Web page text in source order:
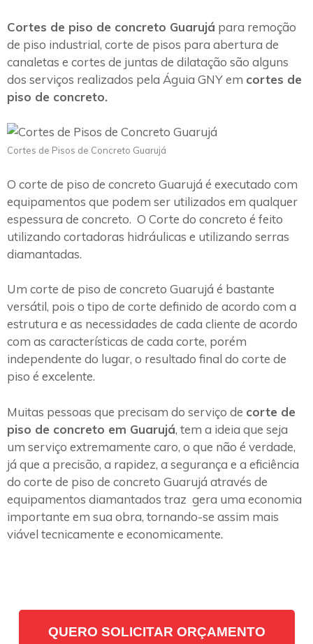
Cortes de piso de concreto Guarujá para remoção
de piso industrial, corte de pisos para abertura de
canaletas e cortes de juntas de dilatação são alguns
dos serviços realizados pela Águia GNY em cortes de
piso de concreto.
Cortes de Pisos de Concreto Guarujá
O corte de piso de concreto Guarujá é executado com
equipamentos que podem ser utilizados em qualquer
espessura de concreto. O Corte do concreto é feito
utilizando cortadoras hidráulicas e utilizando serras
diamantadas.
Um corte de piso de concreto Guarujá é bastante
versátil, pois o tipo de corte definido de acordo com a
estrutura e as necessidades de cada cliente de acordo
com as características de cada corte, porém
independente do lugar, o resultado final do corte de
piso é excelente.
Muitas pessoas que precisam do serviço de corte de
piso de concreto em Guarujá, tem a ideia que seja
um serviço extremamente caro, o que não é verdade,
já que a precisão, a rapidez, a segurança e a eficiência
do corte de piso de concreto Guarujá através de
equipamentos diamantados traz gera uma economia
importante em sua obra, tornando-se assim mais
viável tecnicamente e economicamente.
QUERO SOLICITAR ORÇAMENTO